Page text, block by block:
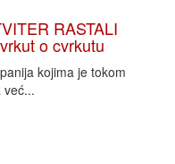
RASTALI
o cvrkutu
kojima je tokom
već...